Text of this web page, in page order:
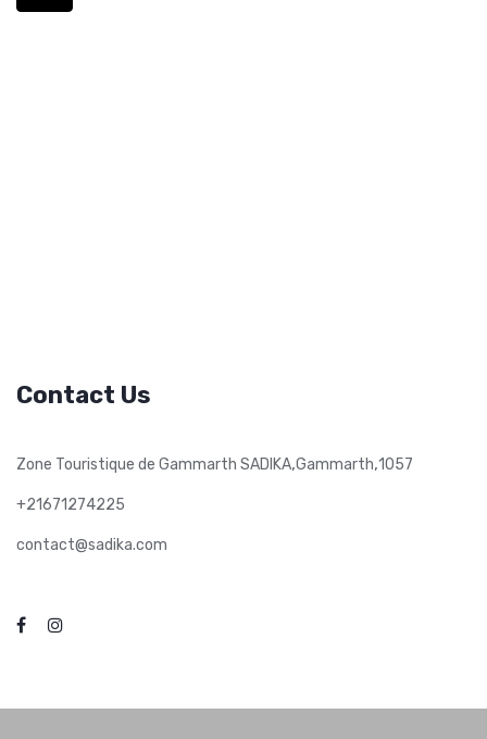
Contact Us
Zone Touristique de Gammarth SADIKA,Gammarth,1057
+21671274225
contact@sadika.com